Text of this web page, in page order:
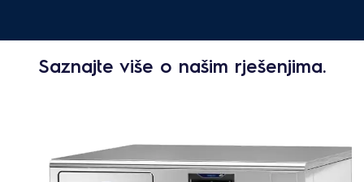
Saznajte više o našim rješenjima.